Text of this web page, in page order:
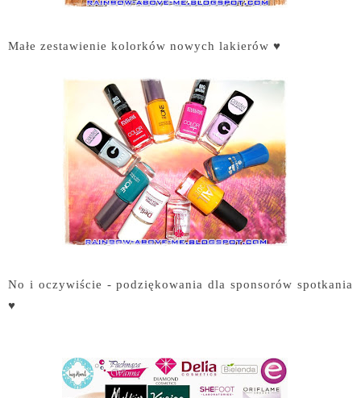
Małe zestawienie kolorków nowych lakierów ♥
No i oczywiście - podziękowania dla sponsorów spotkania
♥